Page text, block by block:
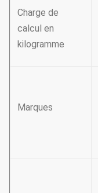
Charge de
calcul en
kilogramme
Marques